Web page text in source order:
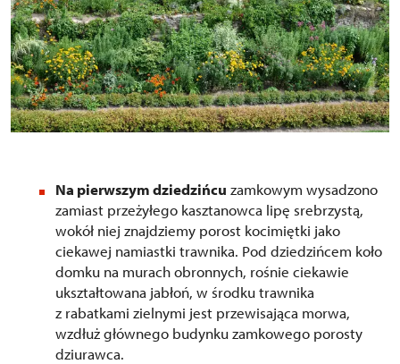
Na pierwszym dziedzińcu zamkowym wysadzono
zamiast przeżyłego kasztanowca lipę srebrzystą,
wokół niej znajdziemy porost kocimiętki jako
ciekawej namiastki trawnika. Pod dziedzińcem koło
domku na murach obronnych, rośnie ciekawie
ukształtowana jabłoń, w środku trawnika
z rabatkami zielnymi jest przewisająca morwa,
wzdłuż głównego budynku zamkowego porosty
dziurawca.